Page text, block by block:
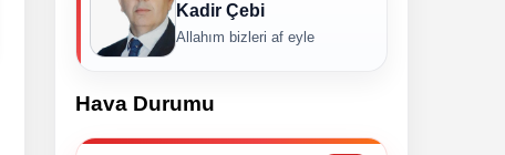
Kadir Çebi
Allahım bizleri af eyle
Hava Durumu